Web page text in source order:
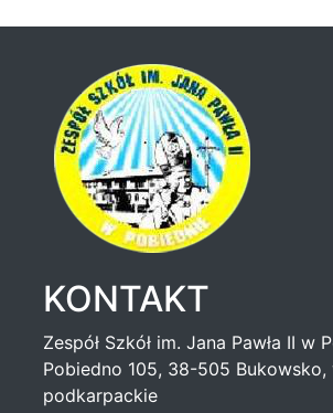
KONTAKT
Zespół Szkół im. Jana Pawła II w
Pobiedno 105, 38-505 Bukowsko,
podkarpackie